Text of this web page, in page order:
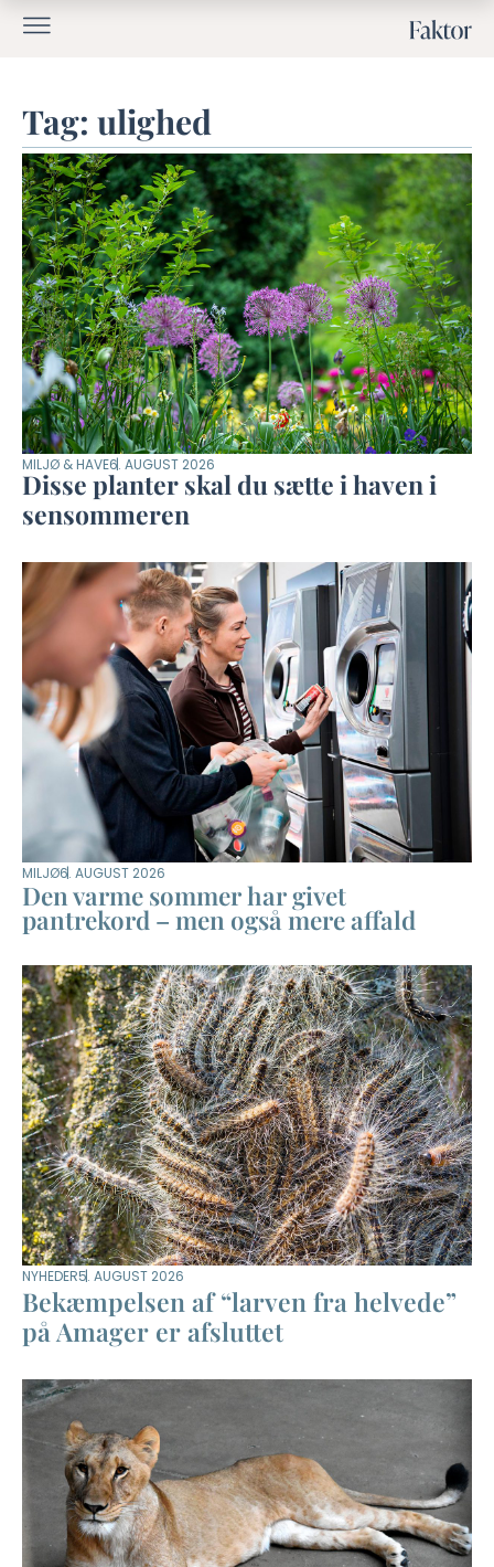
Tag: ulighed
MILJØ & HAVE6. AUGUST 2026
Disse planter skal du sætte i haven i
sensommeren
MILJØ6. AUGUST 2026
Den varme sommer har givet
pantrekord – men også mere affald
NYHEDER5. AUGUST 2026
Bekæmpelsen af “larven fra helvede”
på Amager er afsluttet